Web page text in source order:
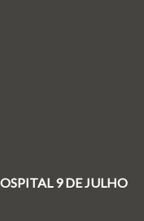
9 DE JULHO